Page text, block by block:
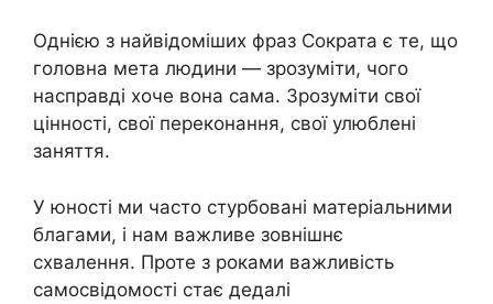
Однією з найвідоміших фраз Сократа є те, що
головна мета людини — зрозуміти, чого
насправді хоче вона сама. Зрозуміти свої
цінності, свої переконання, свої улюблені
заняття.
У юності ми часто стурбовані матеріальними
благами, і нам важливе зовнішнє
схвалення. Проте з роками важливість
самосвідомості стає дедалі